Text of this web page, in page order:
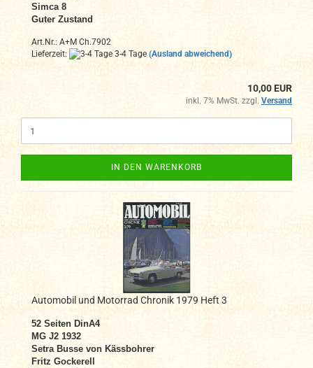
Simca 8
Guter Zustand
Art.Nr.: A+M Ch.7902
Lieferzeit:
3-4 Tage (Ausland abweichend)
10,00 EUR
inkl. 7% MwSt. zzgl. Versand
IN DEN WARENKORB
Automobil und Motorrad Chronik 1979 Heft 3
52 Seiten DinA4
MG J2 1932
Setra Busse von Kässbohrer
Fritz Gockerell